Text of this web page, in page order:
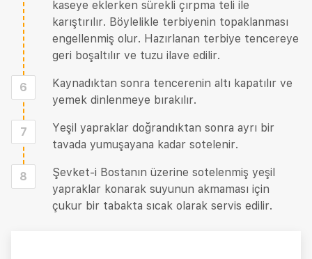
kaseye eklerken sürekli çırpma teli ile
karıştırılır. Böylelikle terbiyenin topaklanması
engellenmiş olur. Hazırlanan terbiye tencereye
geri boşaltılır ve tuzu ilave edilir.
6
Kaynadıktan sonra tencerenin altı kapatılır ve
yemek dinlenmeye bırakılır.
7
Yeşil yapraklar doğrandıktan sonra ayrı bir
tavada yumuşayana kadar sotelenir.
8
Şevket-i Bostanın üzerine sotelenmiş yeşil
yapraklar konarak suyunun akmaması için
çukur bir tabakta sıcak olarak servis edilir.